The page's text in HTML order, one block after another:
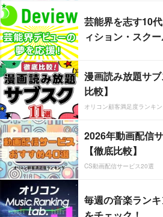
芸能界を志す10
ィション・スク
漫画読み放題サ
比較】
オリコン顧客満足度ランキ
2026年動画配信
【徹底比較】
CS動画配信サービス20選
毎週の音楽ラン